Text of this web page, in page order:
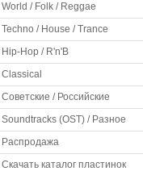
World / Folk / Reggae
Techno / House / Trance
Hip-Hop / R'n'B
Classical
Советские / Российские
Soundtracks (OST) / Разное
Распродажа
Скачать каталог пластинок